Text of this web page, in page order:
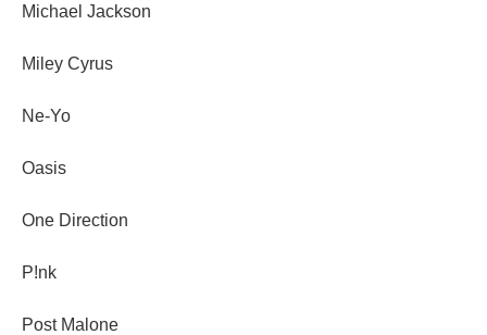
Michael Jackson
Miley Cyrus
Ne-Yo
Oasis
One Direction
P!nk
Post Malone